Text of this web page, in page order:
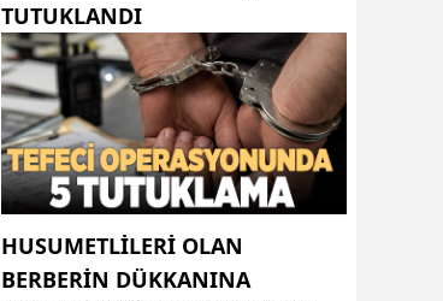
TUTUKLANDI
HUSUMETLILERI OLAN
BERBERIN DÜKKANINA